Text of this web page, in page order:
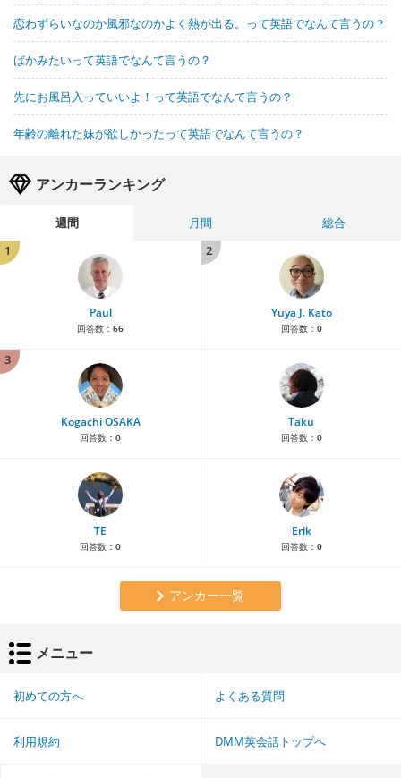
恋わずらいなのか風邪なのかよく熱が出る。って英語でなんて言うの？
ばかみたいって英語でなんて言うの？
先にお風呂入っていいよ！って英語でなんて言うの？
年齢の離れた妹が欲しかったって英語でなんて言うの？
アンカーランキング
週間 月間
総合
1
Paul
回答数： 66
2
Yuya J. Kato
回答数： 0
3
Kogachi OSAKA
回答数： 0
Taku
回答数： 0
TE
回答数： 0
Erik
回答数： 0
アンカー一覧
メニュー
初めての方へ よくある質問
利用規約 DMM英会話トップへ